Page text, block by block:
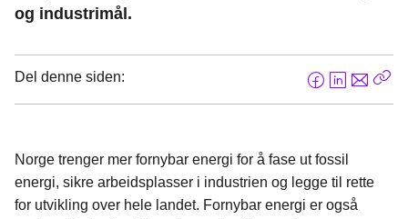
og industrimål.
Del denne siden:
F
e
b
L
k
e
E
s
t
Norge trenger mer fornybar energi for å fase ut fossil
energi, sikre arbeidsplasser i industrien og legge til rette
for utvikling over hele landet. Fornybar energi er også